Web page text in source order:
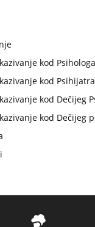
kod Psihologa
kod Psihijatra
kod Dečijeg
kod Dečijeg